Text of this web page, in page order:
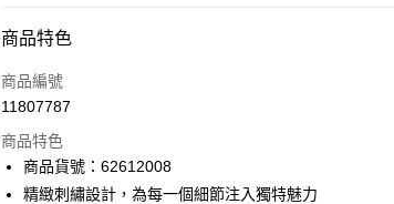
付款方式
信用卡一次付款
3 期 0 利率 每期
合作金庫商業銀行
第一商業銀行
6 期 0 利率 每期NT$370
商品特色
商品編號
11807787
商品特色
商品貨號：62612008
精緻刺繡設計，為每一個細節注入獨特魅力